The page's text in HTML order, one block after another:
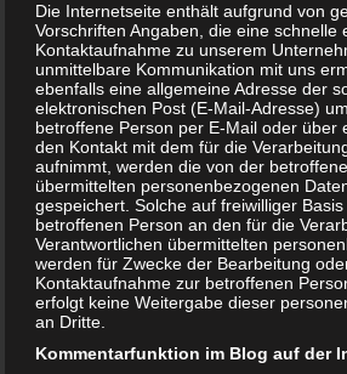
Die Internetseite enthält aufgrund von
Vorschriften Angaben, die eine schnelle
Kontaktaufnahme zu unserem
unmittelbare Kommunikation mit uns
ebenfalls eine allgemeine Adresse der
elektronischen Post (E-Mail-Adresse)
betroffene Person per E-Mail oder über
den Kontakt mit dem für die
aufnimmt, werden die von der
übermittelten personenbezogenen
gespeichert. Solche auf freiwilliger
betroffenen Person an den für die
Verantwortlichen übermittelten
werden für Zwecke der Bearbeitung
Kontaktaufnahme zur betroffenen
erfolgt keine Weitergabe dieser
an Dritte.
Kommentarfunktion im Blog auf der